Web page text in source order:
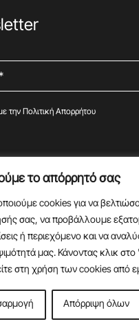
το απόρρητό σας
cookies για να
σας, να προβάλλουμε
ή περιεχόμενο και να
μας. Κάνοντας κλικ
στη χρήση των cookies από
Απόρριψη όλων
την Πολιτική Απορρήτου
|